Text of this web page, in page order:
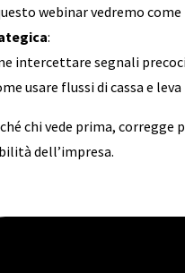
webinar vedremo
:
intercettare segnali
usare flussi di cassa e
chi vede prima,
dell’impresa.